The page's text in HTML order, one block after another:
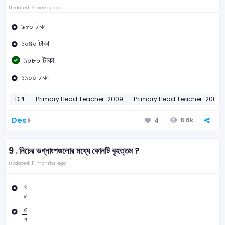
Updated: 3 weeks ago
৯৮০ টাকা
১০৪০ টাকা
১০৮০ টাকা
১১০০ টাকা
DPE Primary Head Teacher-2009 Primary Head Teacher-2009
Des 4 8.6k
9 .নিচের ভগ্নাংশগুলোর মধ্যে কোনটি বৃহত্তম ?
Updated: 11 months ago
২
৫
২৫
৩
৭
৩৭